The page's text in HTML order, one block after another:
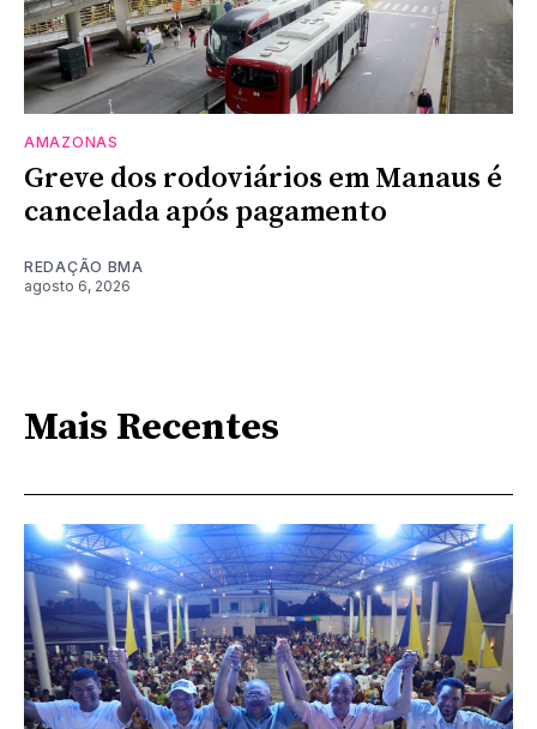
AMAZONAS
Greve dos rodoviários em Manaus é
cancelada após pagamento
REDAÇÃO BMA
agosto 6, 2026
Mais Recentes